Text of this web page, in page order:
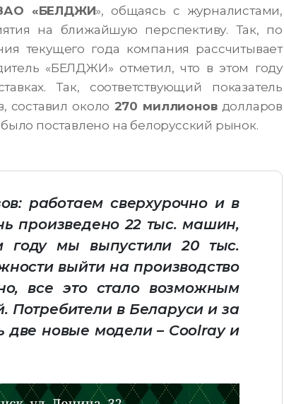
«БЕЛДЖИ», общаясь с журналистами,
на ближайшую перспективу. Так, по
текущего года компания рассчитывает
«БЕЛДЖИ» отметил, что в этом году
Так, соответствующий показатель
составил около 270 миллионовдолларов
поставлено на белорусский рынок.
работаем сверхурочно и в
произведено 22 тыс. машин,
мы выпустили 20 тыс.
выйти на производство
все это стало возможным
Потребители в Беларуси и за
две новые модели – Coolray и